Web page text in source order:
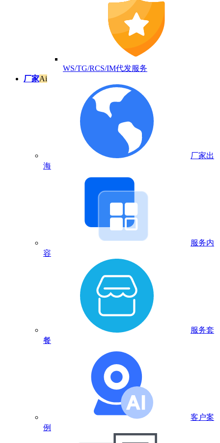
WS/TG/RCS/IM代发服务
厂家Ai
厂家出
海
服务内
容
服务套
餐
客户案
例